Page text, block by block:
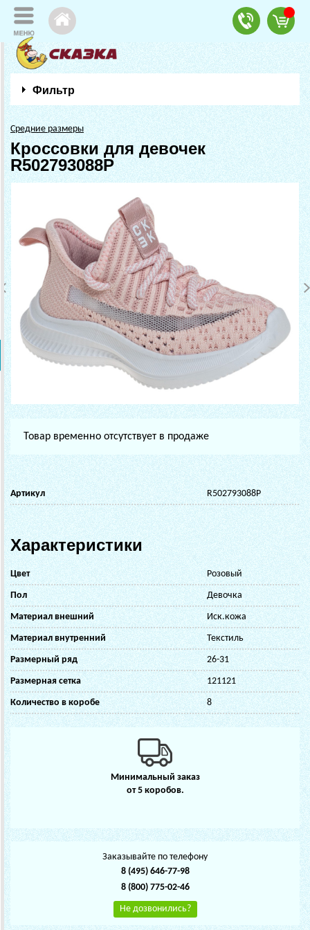
Фильтр
Средние размеры
Кроссовки для девочек
R502793088P
Товар временно отсутствует в продаже
Артикул R502793088P
Характеристики
Цвет Розовый
Пол Девочка
Материал внешний Иск.кожа
Материал внутренний Текстиль
Размерный ряд 26-31
Размерная сетка 121121
Количество в коробе 8
Минимальный заказ
от 5 коробов.
Заказывайте по телефону
8 (495) 646-77-98
8 (800) 775-02-46
Не дозвонились?